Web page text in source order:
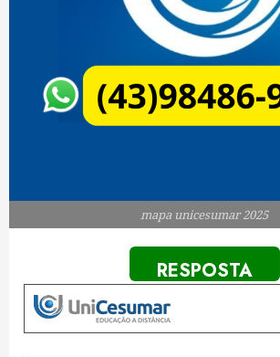
mapa unicesumar 2025
RESPOSTA